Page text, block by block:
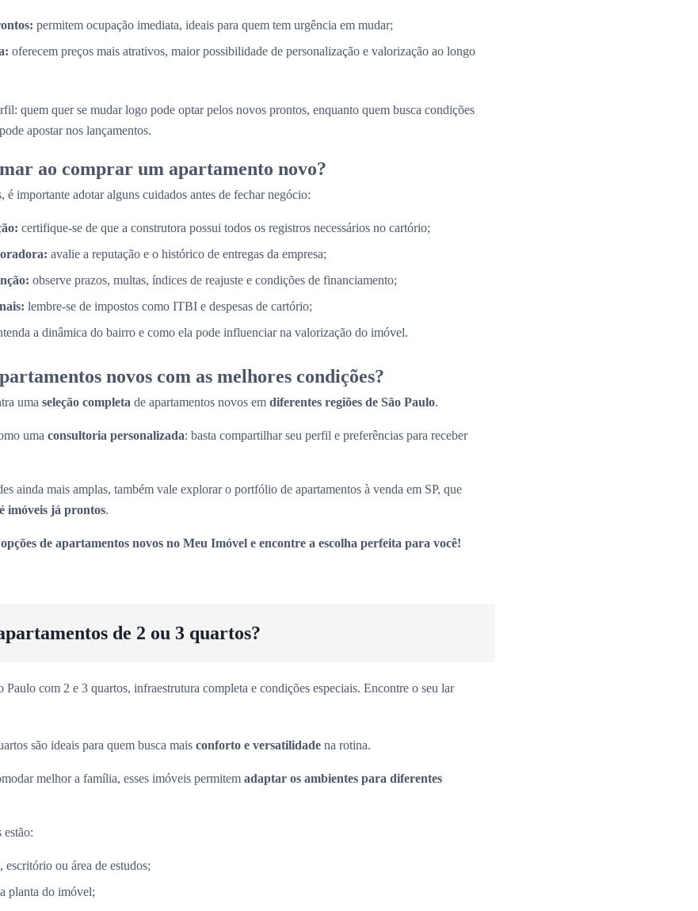
permitem ocupação imediata, ideais para quem tem urgência em mudar;
oferecem preços mais atrativos, maior possibilidade de personalização e valorização ao longo
quem quer se mudar logo pode optar pelos novos prontos, enquanto quem busca condições
apostar nos lançamentos.
ao comprar um apartamento novo?
é importante adotar alguns cuidados antes de fechar negócio:
certifique-se de que a construtora possui todos os registros necessários no cartório;
avalie a reputação e o histórico de entregas da empresa;
observe prazos, multas, índices de reajuste e condições de financiamento;
lembre-se de impostos como ITBI e despesas de cartório;
a dinâmica do bairro e como ela pode influenciar na valorização do imóvel.
novos com as melhores condições?
uma seleção completa de apartamentos novos em diferentes regiões de São Paulo.
uma consultoria personalizada: basta compartilhar seu perfil e preferências para receber
ainda mais amplas, também vale explorar o portfólio de apartamentos à venda em SP, que
imóveis já prontos.
de apartamentos novos no Meu Imóvel e encontre a escolha perfeita para você!
de 2 ou 3 quartos?
Paulo com 2 e 3 quartos, infraestrutura completa e condições especiais. Encontre o seu lar
são ideais para quem busca mais conforto e versatilidade na rotina.
melhor a família, esses imóveis permitem adaptar os ambientes para diferentes
escritório ou área de estudos;
planta do imóvel;